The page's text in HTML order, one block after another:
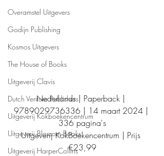
Overamstel Uitgevers
Godijn Publishing
Kosmos Uitgevers
The House of Books
Uitgeverij Clavis
Dutch Venture Publishers
Uitgeverij Kokboekencentrum
Uitgeverij Blossom Books
Uitgeverij HarperCollins
Nederlands | Paperback |
9789029736336 | 14 maart 2024 |
336 pagina's
Uitgeverij KokBoekencentrum | Prijs
€23,99